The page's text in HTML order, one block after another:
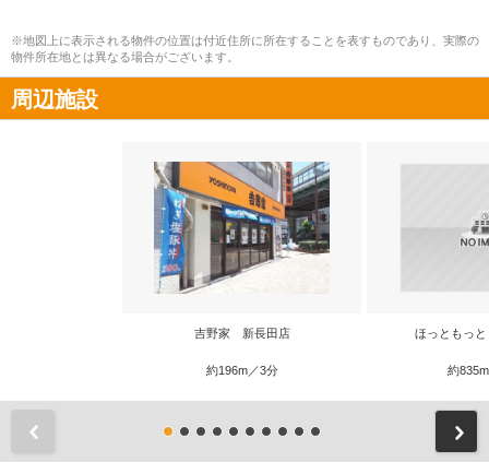
※地図上に表示される物件の位置は付近住所に所在することを表すものであり、実際の
物件所在地とは異なる場合がございます。
周辺施設
吉野家 新長田店
約196m／3分
ほっともっ
約